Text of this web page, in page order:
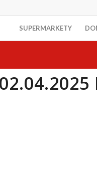
SUPERMARKETY